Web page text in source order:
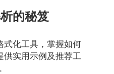
的秘笈
式化工具，掌握如何
实用示例及推荐工